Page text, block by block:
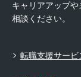
キャリアアップ
相談ください。
転職支援サービ